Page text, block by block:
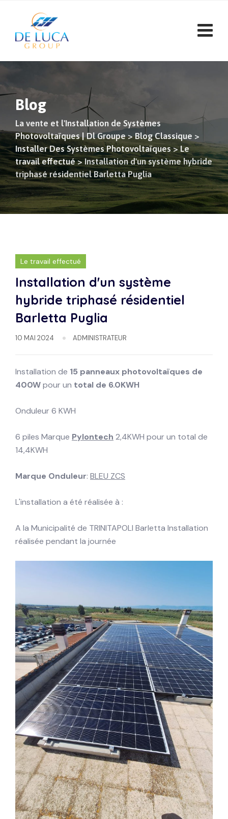
contenu
Blog
La vente et l'Installation de Systèmes
Photovoltaïques | Dl Groupe>Blog Classique >
Installer Des Systèmes Photovoltaïques>Le
travail effectué>Installation d'un système hybride
triphasé résidentiel Barletta Puglia
Le travail effectué
Installation d'un système
hybride triphasé résidentiel
Barletta Puglia
10 MAI 2024 ADMINISTRATEUR
Installation de 15 panneaux photovoltaïques de
400Wpour un total de 6.0KWH
Onduleur 6 KWH
6 piles Marque Pylontech 2,4KWH pour un total de
14,4KWH
Marque Onduleur: BLEU ZCS
L'installation a été réalisée à :
A la Municipalité de TRINITAPOLI Barletta Installation
réalisée pendant la journée